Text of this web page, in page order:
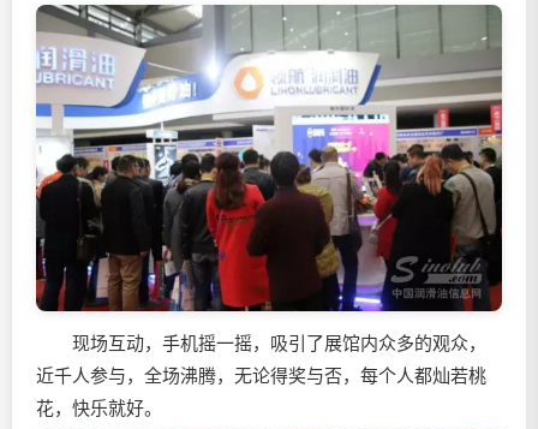
现场互动，手机摇一摇，吸引了展馆内众多的观众，
近千人参与，全场沸腾，无论得奖与否，每个人都灿若桃
花，快乐就好。